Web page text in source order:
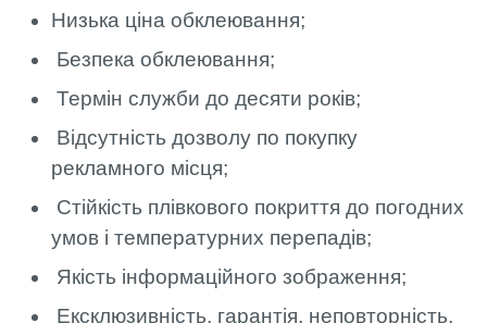
0:43
РВК Артлайт - Зовнішня реклама
Низька ціна обклеювання;
Безпека обклеювання;
Термін служби до десяти років;
Відсутність дозволу по покупку
рекламного місця;
Стійкість плівкового покриття до погодних
умов і температурних перепадів;
Якість інформаційного зображення;
Ексклюзивність, гарантія, неповторність.